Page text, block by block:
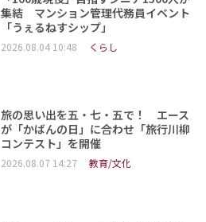
集結 マンション管理代務員イベント
「うぇるねすシップ」
2026.08.04 10:48 くらし
旅の思い出を五・七・五で！ エース
が「かばんの日」に合わせ「旅行川柳
コンテスト」を開催
2026.08.07 14:27 教育/文化